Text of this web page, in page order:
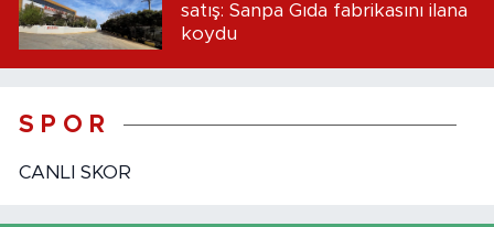
satış: Sanpa Gıda fabrikasını ilana
koydu
S P O R
CANLI SKOR